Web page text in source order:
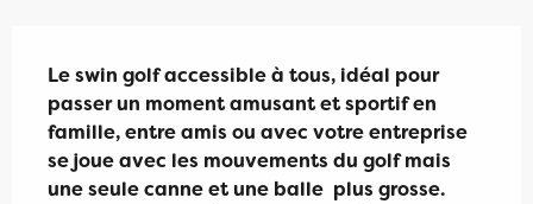
Le swin golf accessible à tous, idéal pour
passer un moment amusant et sportif en
famille, entre amis ou avec votre entreprise
se joue avec les mouvements du golf mais
une seule canne et une balle  plus grosse.